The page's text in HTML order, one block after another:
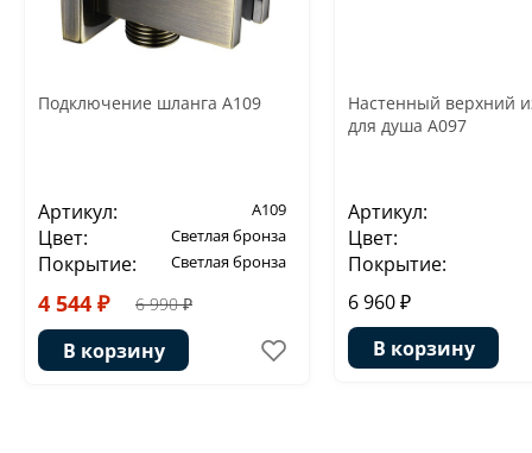
Подключение шланга A109
Артикул: A109
Цвет: Светлая бронза
Покрытие: Светлая бронза
4 544 ₽ 6 990 ₽
В корзину
Настенный верхний
для душа A097
Артикул:
Цвет:
Покрытие:
6 960 ₽
В корзину